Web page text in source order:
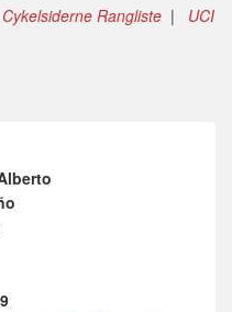
Cykelsiderne Rangliste | UCI